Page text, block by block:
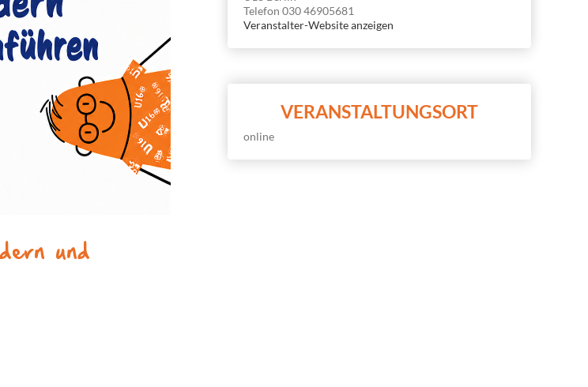
und
Telefon 030 46905681
Veranstalter-Website anzeigen
VERANSTALTUNGSORT
online